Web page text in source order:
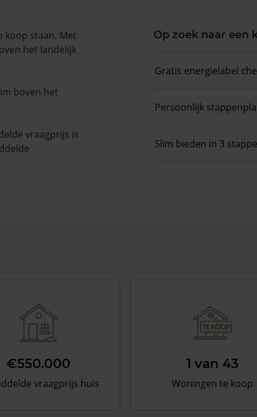
koop staan. Met
het landelijk
boven het
vraagprijs is
Op zoek naar een
Gratis energielabel
Persoonlijk
Slim bieden in 3
€550.000
vraagprijs huis
1 van 43
Woningen te koop